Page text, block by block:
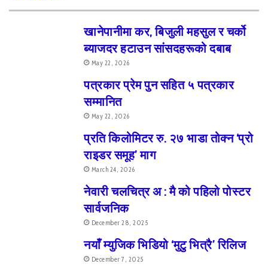
खानेपानीमा कर, बिजुली महसुल र चर्को
ब्याजदर हटाउन सांसदहरूको दबाब
May 22, 2026
पत्रकार प्रेम पुन सहित ५ पत्रकार
सम्मानित
May 22, 2026
प्रति किलोमिटर रु. २७ भाडा तोक्न ‘प्रो
राइडर समूह’ माग
March 24, 2026
नेवारी चलचित्र अ : मै को पहिलो पोस्टर
सार्वजनिक
December 28, 2025
नयाँ म्युजिक भिडियो ‘मुटु भित्रै’ रिलिज
December 7, 2025